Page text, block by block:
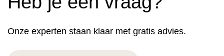
Onze experten staan klaar met gratis advies.